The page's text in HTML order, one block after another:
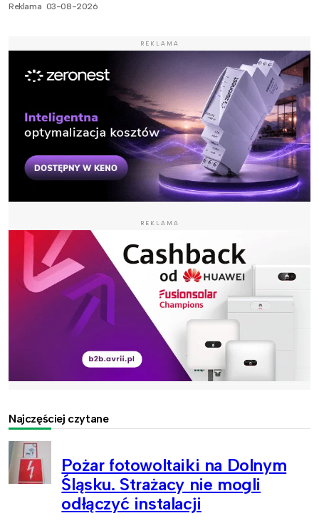
Reklama 03-08-2026
REKLAMA
REKLAMA
Najczęściej czytane
Pożar fotowoltaiki na Dolnym
Śląsku. Strażacy nie mogli
odłączyć instalacji